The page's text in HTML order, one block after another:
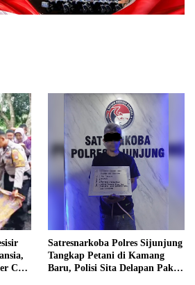
Cari
Satresnarkoba Polres Sijunjung
Tangkap Petani di Kamang
Baru, Polisi Sita Delapan Paket